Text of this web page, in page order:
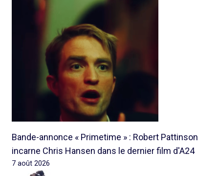
Bande-annonce « Primetime » : Robert Pattinson
incarne Chris Hansen dans le dernier film d'A24
7 août 2026